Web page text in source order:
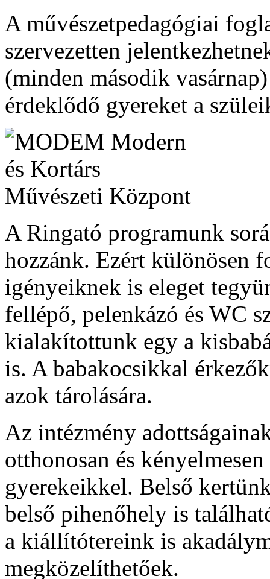
A művészetpedagógiai
szervezetten
(minden második
érdeklődő gyereket a
A Ringató programunk
hozzánk. Ezért különösen
igényeiknek is eleget
fellépő, pelenkázó és WC
kialakítottunk egy a
is. A babakocsikkal
azok tárolására.
Az intézmény
otthonosan és
gyerekeikkel. Belső
belső pihenőhely is
a kiállítótereink is
megközelíthetőek.